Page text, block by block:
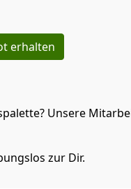
erhalten
Unsere
zur Dir.